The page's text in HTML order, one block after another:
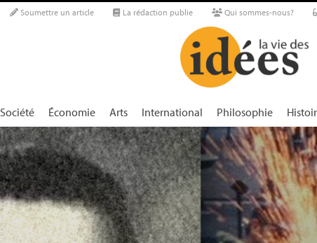
Soumettre un article La rédaction publie Qui sommes-nous?
Société Économie Arts International Philosophie